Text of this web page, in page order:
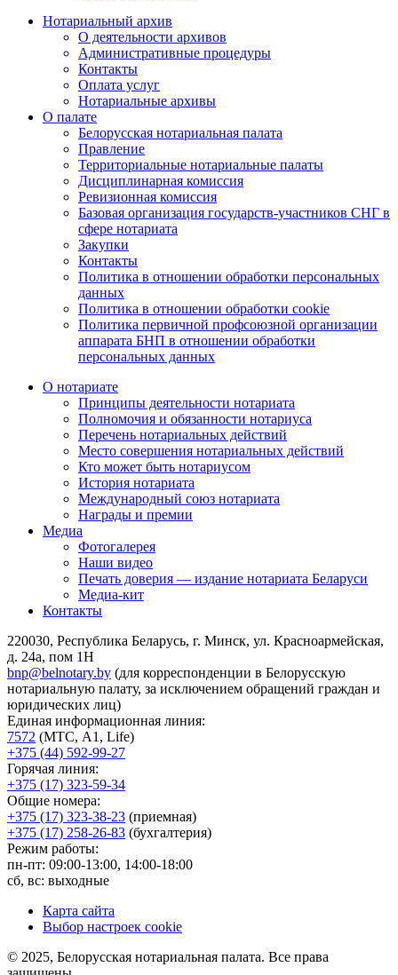
Нотариальный архив
О деятельности архивов
Административные процедуры
Контакты
Оплата услуг
Нотариальные архивы
О палате
Белорусская нотариальная палата
Правление
Территориальные нотариальные палаты
Дисциплинарная комиссия
Ревизионная комиссия
Базовая организация государств-участников СНГ в
сфере нотариата
Закупки
Контакты
Политика в отношении обработки персональных
данных
Политика в отношении обработки cookie
Политика первичной профсоюзной организации
аппарата БНП в отношении обработки
персональных данных
О нотариате
Принципы деятельности нотариата
Полномочия и обязанности нотариуса
Перечень нотариальных действий
Место совершения нотариальных действий
Кто может быть нотариусом
История нотариата
Международный союз нотариата
Награды и премии
Медиа
Фотогалерея
Наши видео
Печать доверия — издание нотариата Беларуси
Медиа-кит
Контакты
220030, Республика Беларусь, г. Минск, ул. Красноармейская,
д. 24а, пом 1Н
bnp@belnotary.by (для корреспонденции в Белорусскую
нотариальную палату, за исключением обращений граждан и
юридических лиц)
Единая информационная линия:
7572 (МТС, A1, Life)
+375 (44) 592-99-27
Горячая линия:
+375 (17) 323-59-34
Общие номера:
+375 (17) 323-38-23 (приемная)
+375 (17) 258-26-83 (бухгалтерия)
Режим работы:
пн-пт: 09:00-13:00, 14:00-18:00
сб, вс: выходные
Карта сайта
Выбор настроек cookie
© 2025, Белорусская нотариальная палата. Все права